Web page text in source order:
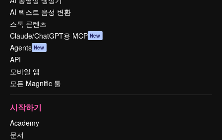
AI 텍스트 음성 변환
스톡 콘텐츠
Claude/ChatGPT용 MCP New
Agents New
API
모바일 앱
모든 Magnific 툴
시작하기
Academy
문서